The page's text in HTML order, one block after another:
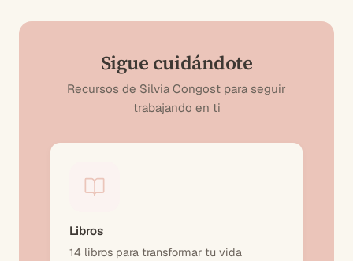
Sigue cuidándote
Recursos de Silvia Congost para seguir
trabajando en ti
Libros
14 libros para transformar tu vida